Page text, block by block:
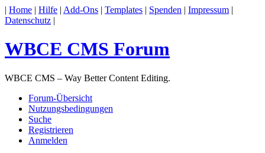
| Home | Hilfe | Add-Ons | Templates | Spenden | Impressum |
Datenschutz |
WBCE CMS Forum
WBCE CMS – Way Better Content Editing.
Forum-Übersicht
Nutzungsbedingungen
Suche
Registrieren
Anmelden